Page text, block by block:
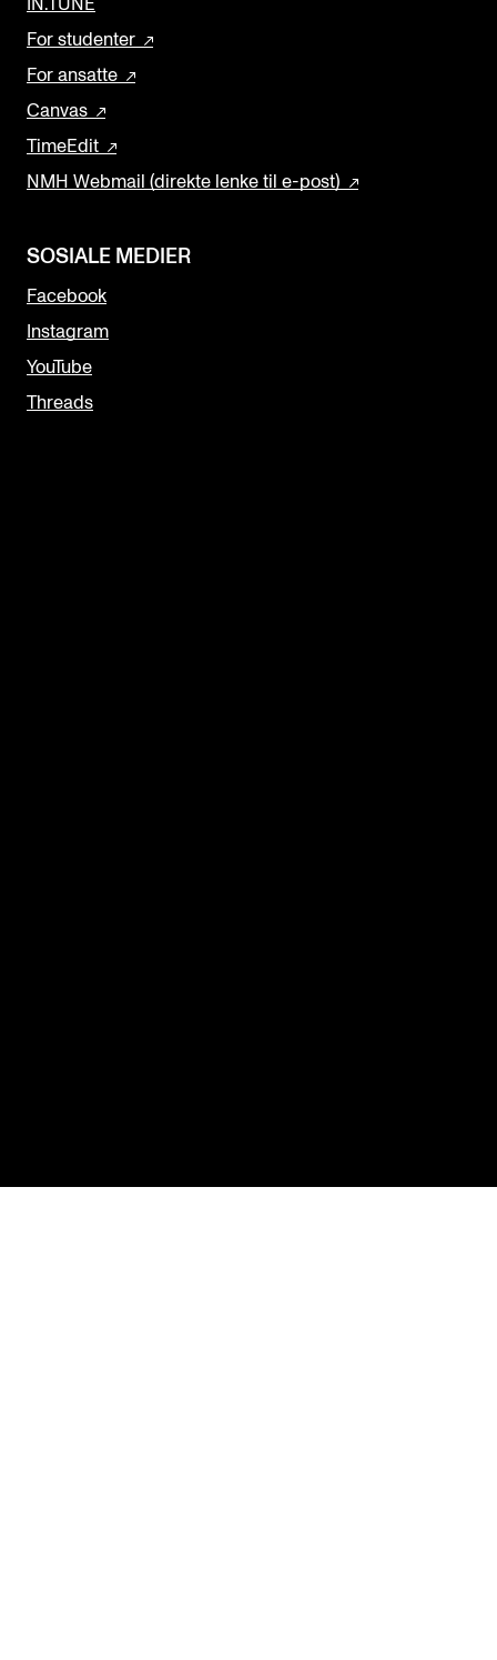
IN.TUNE
For studenter
For ansatte
Canvas
TimeEdit
NMH Webmail (direkte lenke til e-post)
SOSIALE MEDIER
Facebook
Instagram
YouTube
Threads